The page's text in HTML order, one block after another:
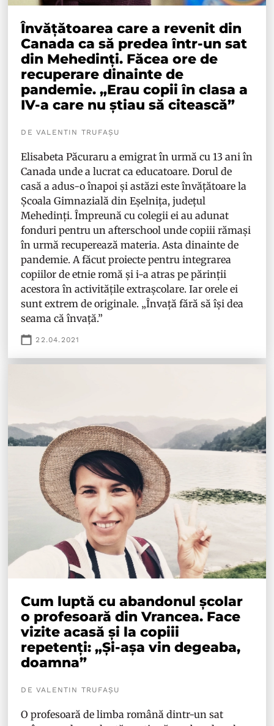
Învățătoarea care a revenit din
Canada ca să predea într-un sat
din Mehedinți. Făcea ore de
recuperare dinainte de
pandemie. „Erau copii în clasa a
IV-a care nu știau să citească”
DE VALENTIN TRUFAȘU
Elisabeta Păcuraru a emigrat în urmă cu 13 ani în
Canada unde a lucrat ca educatoare. Dorul de
casă a adus-o înapoi și astăzi este învățătoare la
Școala Gimnazială din Eșelnița, județul
Mehedinți. Împreună cu colegii ei au adunat
fonduri pentru un afterschool unde copiii rămași
în urmă recuperează materia. Asta dinainte de
pandemie. A făcut proiecte pentru integrarea
copiilor de etnie romă și i-a atras pe părinții
acestora în activitățile extrașcolare. Iar orele ei
sunt extrem de originale. „Învață fără să își dea
seama că învață.”
22.04.2021
Cum luptă cu abandonul școlar
o profesoară din Vrancea. Face
vizite acasă și la copiii
repetenți: „Și-așa vin degeaba,
doamna”
DE VALENTIN TRUFAȘU
O profesoară de limba română dintr-un sat